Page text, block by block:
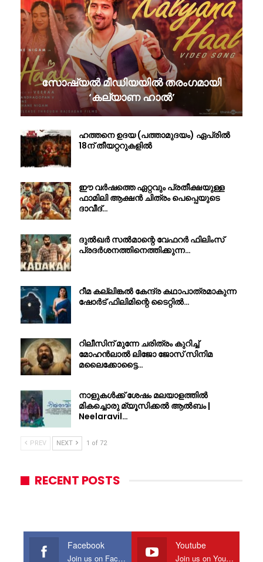
സോഷ്യൽ മീഡിയയിൽ തരംഗമായി
‘കല്യാണ ഹാൽ’
ഹത്തനെ ഉദയ (പത്താമുദയം) ഏപ്രിൽ
18ന് തീയറ്ററുകളിൽ
ഈ വർഷത്തെ ഏറ്റവും പ്രതീക്ഷയുള്ള
ഫാമിലി ആക്ഷൻ ചിത്രം പെപ്പെയുടെ
ദാവീദ്…
ദുൽഖർ സൽമാന്റെ വേഫറർ ഫിലിംസ്
പ്രദർശനത്തിനെത്തിക്കുന്ന…
റീമ കല്ലിങ്കൽ കേന്ദ്ര കഥാപാത്രമാകുന്ന
ഷോർട് ഫിലിമിന്റെ ടൈറ്റിൽ…
റിലീസിന് മുന്നേ ചരിത്രം കുറിച്ച്
മോഹൻലാൽ ലിജോ ജോസ് സിനിമ
മലൈക്കോട്ടൈ…
നാളുകൾക്ക് ശേഷം മലയാളത്തിൽ
മികച്ചൊരു മ്യൂസിക്കൽ ആൽബം |
Neelaravil…
PREV NEXT 1 of 72
RECENT POSTS
Facebook
Join us on Facebook
Youtube
Join us on Youtube